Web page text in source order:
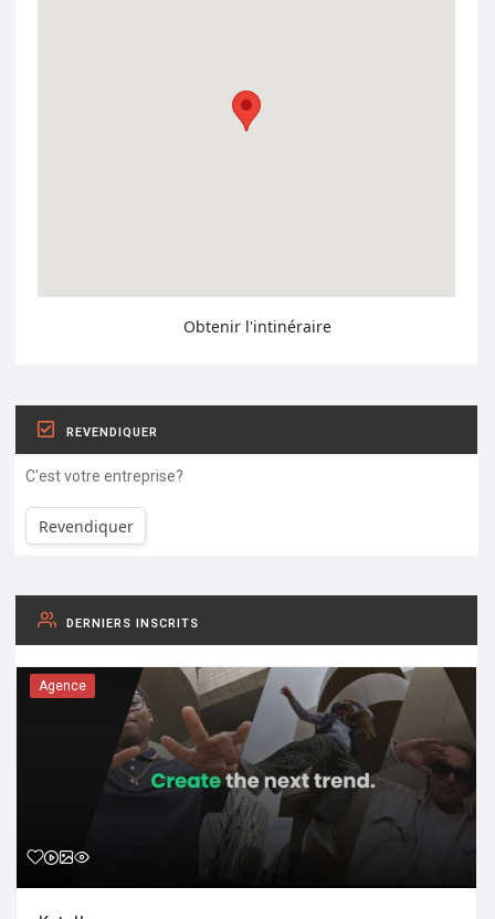
Obtenir l'intinéraire
REVENDIQUER
C'est votre entreprise?
Revendiquer
DERNIERS INSCRITS
Agence